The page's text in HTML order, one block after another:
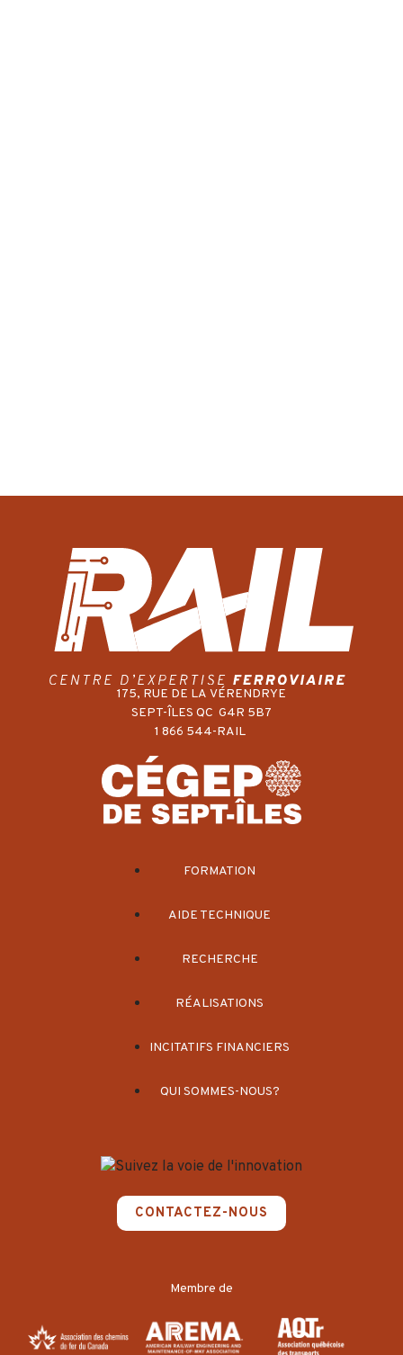
175, RUE DE LA VÉRENDRYE
SEPT-ÎLES QC G4R 5B7
1 866 544-RAIL
FORMATION
AIDE TECHNIQUE
RECHERCHE
RÉALISATIONS
INCITATIFS FINANCIERS
QUI SOMMES-NOUS?
CONTACTEZ-NOUS
Membre de